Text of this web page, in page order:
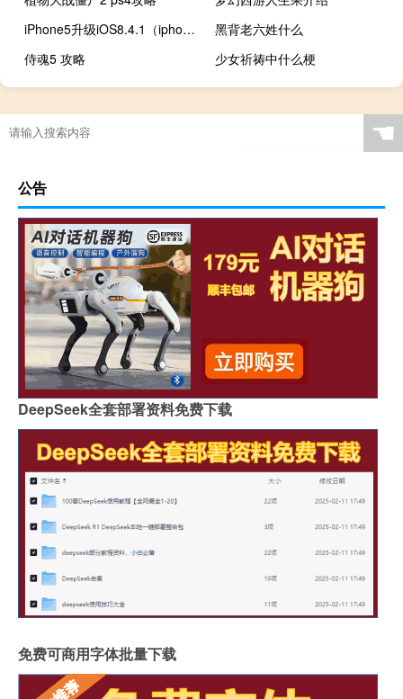
iPhone5升级iOS8.4.1（iphone5升级ios9）
黑背老六姓什么
侍魂5 攻略
少女祈祷中什么梗
☚
公告
DeepSeek全套部署资料免费下载
免费可商用字体批量下载